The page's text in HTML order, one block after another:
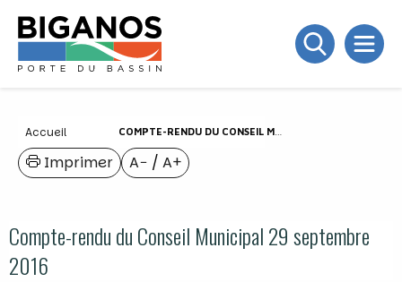
Accueil COMPTE-RENDU DU CONSEIL MUNICIPAL 29 SEPTEMBRE 2016
A− / A+
Imprimer
Compte-rendu du Conseil Municipal 29 septembre
2016